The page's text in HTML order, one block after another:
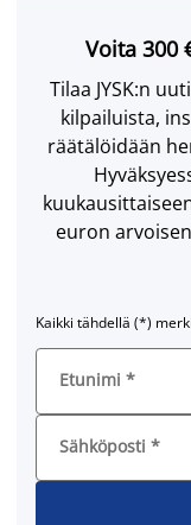
Voita 300
Tilaa JYSK:n
kilpailuista,
räätälöidään
euron
Kaikki tähdellä (*)
Etunimi *
Sähköposti *